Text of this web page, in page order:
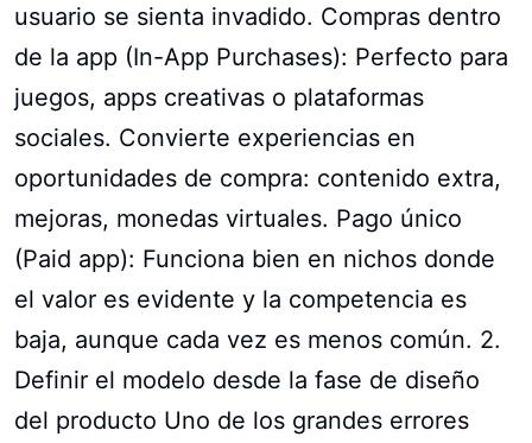
usuario se sienta invadido. Compras dentro
de la app (In-App Purchases): Perfecto para
juegos, apps creativas o plataformas
sociales. Convierte experiencias en
oportunidades de compra: contenido extra,
mejoras, monedas virtuales. Pago único
(Paid app): Funciona bien en nichos donde
el valor es evidente y la competencia es
baja, aunque cada vez es menos común. 2.
Definir el modelo desde la fase de diseño
del producto Uno de los grandes errores